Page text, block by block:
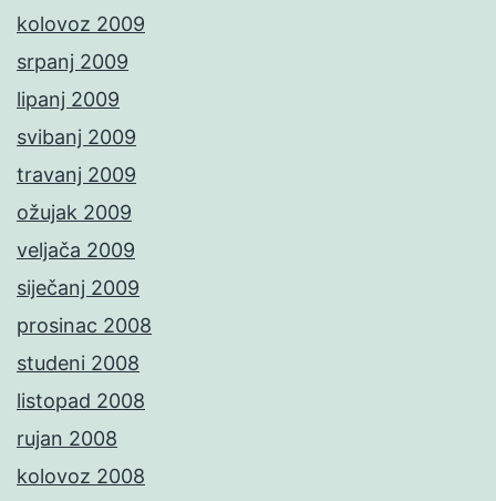
kolovoz 2009
srpanj 2009
lipanj 2009
svibanj 2009
travanj 2009
ožujak 2009
veljača 2009
siječanj 2009
prosinac 2008
studeni 2008
listopad 2008
rujan 2008
kolovoz 2008